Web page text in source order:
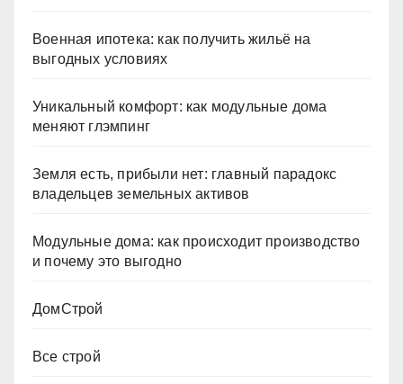
Военная ипотека: как получить жильё на
выгодных условиях
Уникальный комфорт: как модульные дома
меняют глэмпинг
Земля есть, прибыли нет: главный парадокс
владельцев земельных активов
Модульные дома: как происходит производство
и почему это выгодно
ДомСтрой
Все строй